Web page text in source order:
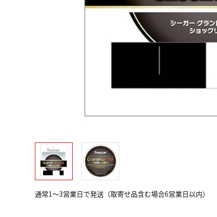
通常1～3営業日で発送（取寄せ品含む場合6営業日以内）